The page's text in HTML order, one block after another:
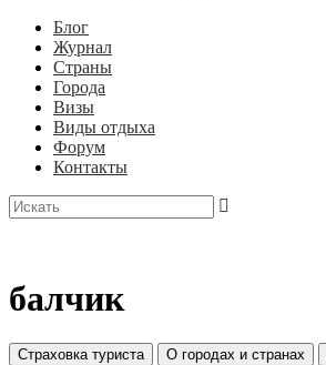
Блог
Журнал
Страны
Города
Визы
Виды отдыха
Форум
Контакты
балчик
Страховка туриста О городах и странах